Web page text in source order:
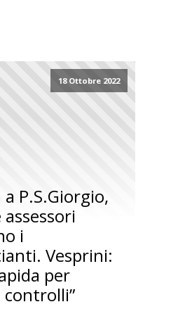
18 Ottobre 2022
a P.S.Giorgio,
i
Vesprini:
per
controlli”